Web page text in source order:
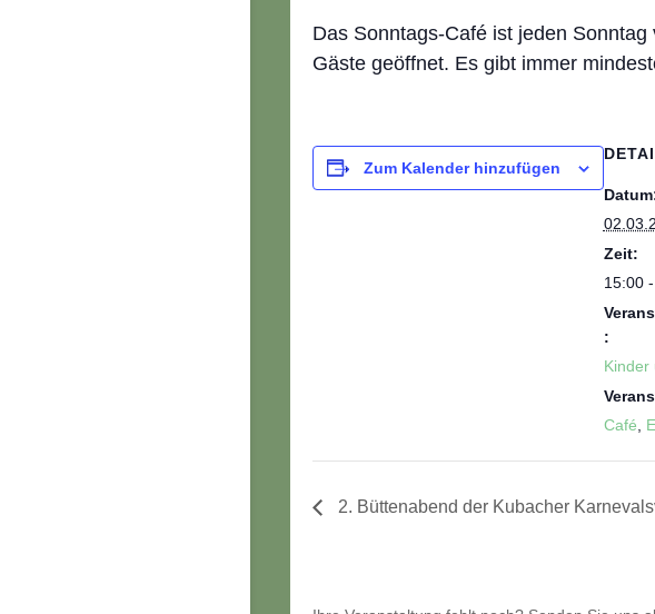
Das Sonntags-Café ist jeden
Gäste geöffnet. Es gibt immer
Zum Kalender hinzufügen
Zeit:
15:00
:
Kinder
Café
2. Büttenabend der Kubacher